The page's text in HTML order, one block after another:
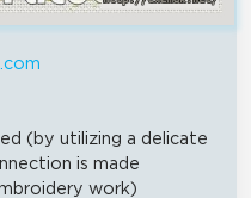
(by utilizing a delicate
is made
work)